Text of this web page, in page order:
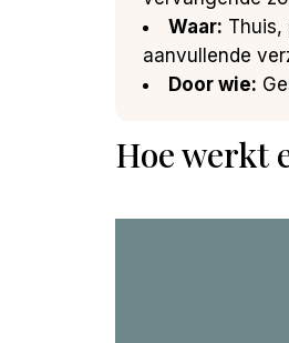
Waar: Thuis,
aanvullende
Door wie:
Hoe werkt